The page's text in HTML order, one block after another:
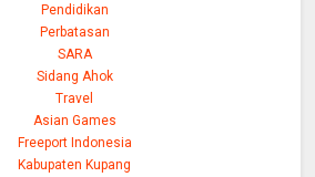
Pendidikan
Perbatasan
SARA
Sidang Ahok
Travel
Asian Games
Freeport Indonesia
Kabupaten Kupang